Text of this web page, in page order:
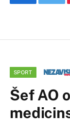
Facebook
SPORT
Šef AO